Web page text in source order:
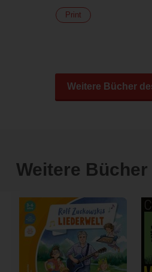
Print
Weitere Bücher
Weitere